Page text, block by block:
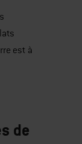
est à
de